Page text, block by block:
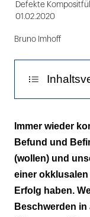
Defekte
01.02.2020
Bruno Imhoff
Klinischer
Diagnostik
Immer wieder
Befund und
(wollen) und
einer
Erfolg haben.
Beschwerden